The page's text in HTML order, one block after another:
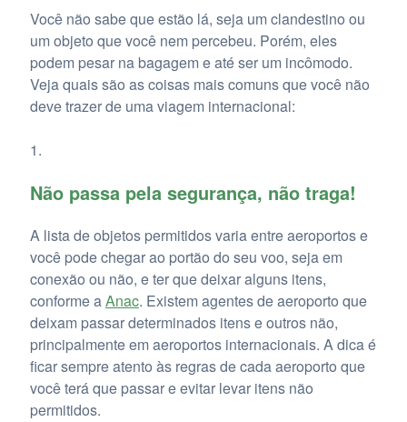
Você não sabe que estão lá, seja um clandestino ou
um objeto que você nem percebeu. Porém, eles
podem pesar na bagagem e até ser um incômodo.
Veja quais são as coisas mais comuns que você não
deve trazer de uma viagem internacional:
Não passa pela segurança, não traga!
A lista de objetos permitidos varia entre aeroportos e
você pode chegar ao portão do seu voo, seja em
conexão ou não, e ter que deixar alguns itens,
conforme aAnac. Existem agentes de aeroporto que
deixam passar determinados itens e outros não,
principalmente em aeroportos internacionais. A dica é
ficar sempre atento às regras de cada aeroporto que
você terá que passar e evitar levar itens não
permitidos.